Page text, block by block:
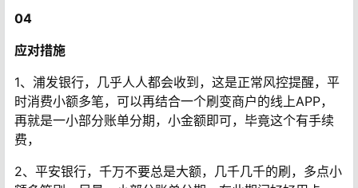
04
应对措施
1、浦发银行，几乎人人都会收到，这是正常风控提醒，平
时消费小额多笔，可以再结合一个刷变商户的线上APP，
再就是一小部分账单分期，小金额即可，毕竟这个有手续
费，
2、平安银行，千万不要总是大额，几千几千的刷，多点小